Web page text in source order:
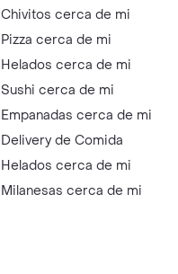
Chivitos cerca de mi
Pizza cerca de mi
Helados cerca de mi
Sushi cerca de mi
Empanadas cerca de mi
Delivery de Comida
Helados cerca de mi
Milanesas cerca de mi